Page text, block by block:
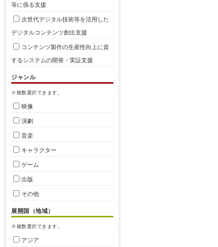
等に係る支援
次世代デジタル技術等を活用した
デジタルコンテンツ創出支援
コンテンツ製作の生産性向上に資
するシステムの開発・実証支援
ジャンル
※複数選択できます。
映像
演劇
音楽
キャラクター
ゲーム
出版
その他
展開国（地域）
※複数選択できます。
アジア